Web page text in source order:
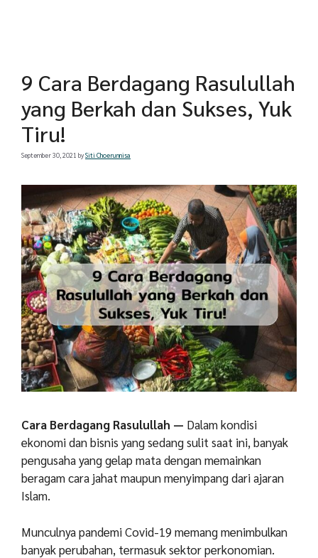
9 Cara Berdagang Rasulullah
yang Berkah dan Sukses, Yuk
Tiru!
September 30, 2021 bySiti Choerunnisa
Cara Berdagang Rasulullah — Dalam kondisi
ekonomi dan bisnis yang sedang sulit saat ini, banyak
pengusaha yang gelap mata dengan memainkan
beragam cara jahat maupun menyimpang dari ajaran
Islam.
Munculnya pandemi Covid-19 memang menimbulkan
banyak perubahan, termasuk sektor perkonomian.